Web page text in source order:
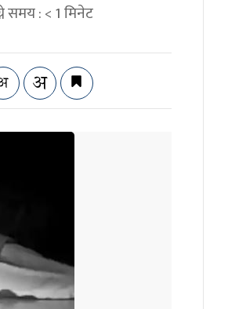
समय :< 1मिनेट